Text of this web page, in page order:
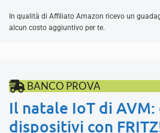
In qualità di Affiliato Amazon ricevo un
alcun costo aggiuntivo per te.
BANCO PROVA
Il natale IoT di
dispositivi con